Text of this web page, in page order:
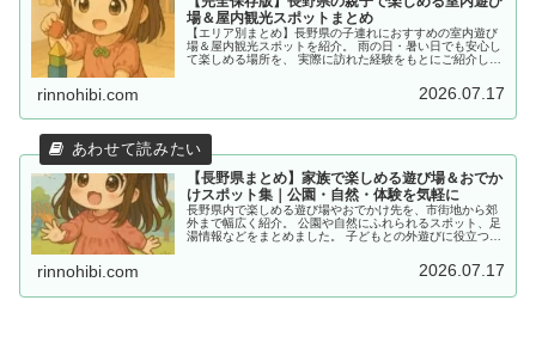
場＆屋内観光スポットまとめ
【エリア別まとめ】長野県の子連れにおすすめの室内遊び
場＆屋内観光スポットを紹介。 雨の日・暑い日でも安心し
て楽しめる場所を、 実際に訪れた経験をもとにご紹介して
rinnohibi.com 2026.07.17
【長野県まとめ】家族で楽しめる遊び場＆おでか
けスポット集｜公園・自然・体験を気軽に
長野県内で楽しめる遊び場やおでかけ先を、市街地から郊
外まで幅広く紹介。 公園や自然にふれられるスポット、足
湯情報などをまとめました。 子どもとの外遊びに役立つ情
rinnohibi.com 2026.07.17